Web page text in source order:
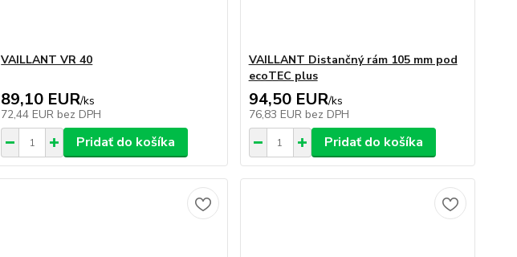
VAILLANT VR 40
89,10 EUR/ks
72,44 EUR bez DPH
Pridať do košíka
VAILLANT Distančný rám 105 mm pod
ecoTEC plus
94,50 EUR/ks
76,83 EUR bez DPH
Pridať do košíka